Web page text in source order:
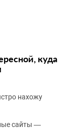
куда
нахожу
сайты —